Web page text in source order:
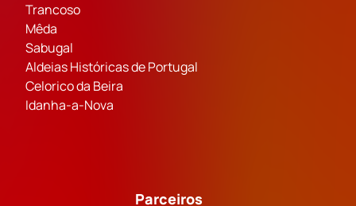
Trancoso
Mêda
Sabugal
Aldeias Históricas de Portugal
Celorico da Beira
Idanha-a-Nova
Parceiros